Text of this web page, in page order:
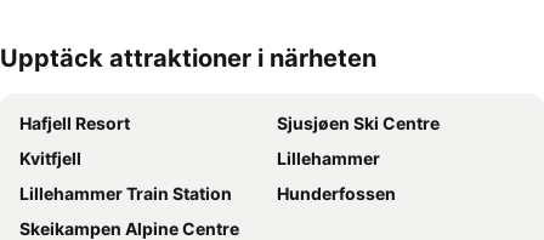
Förstora kartan
Upptäck attraktioner i närheten
Hafjell Resort
Sjusjøen Ski Centre
Kvitfjell
Lillehammer
Lillehammer Train Station
Hunderfossen
Skeikampen Alpine Centre